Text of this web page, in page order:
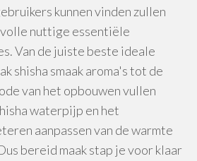
kunnen vinden zullen
nuttige essentiële
Van de juiste beste ideale
shisha smaak aroma's tot de
van het opbouwen vullen
waterpijp en het
aanpassen van de warmte
bereid maak stap je voor klaar